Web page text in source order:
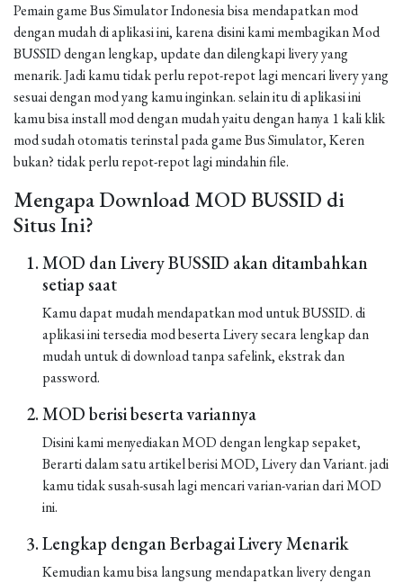
Pemain game Bus Simulator Indonesia bisa mendapatkan mod
dengan mudah di aplikasi ini, karena disini kami membagikan Mod
BUSSID dengan lengkap, update dan dilengkapi livery yang
menarik. Jadi kamu tidak perlu repot-repot lagi mencari livery yang
sesuai dengan mod yang kamu inginkan. selain itu di aplikasi ini
kamu bisa install mod dengan mudah yaitu dengan hanya 1 kali klik
mod sudah otomatis terinstal pada game Bus Simulator, Keren
bukan? tidak perlu repot-repot lagi mindahin file.
Mengapa Download MOD BUSSID di
Situs Ini?
MOD dan Livery BUSSID akan ditambahkan
setiap saat
Kamu dapat mudah mendapatkan mod untuk BUSSID. di
aplikasi ini tersedia mod beserta Livery secara lengkap dan
mudah untuk di download tanpa safelink, ekstrak dan
password.
MOD berisi beserta variannya
Disini kami menyediakan MOD dengan lengkap sepaket,
Berarti dalam satu artikel berisi MOD, Livery dan Variant. jadi
kamu tidak susah-susah lagi mencari varian-varian dari MOD
ini.
Lengkap dengan Berbagai Livery Menarik
Kemudian kamu bisa langsung mendapatkan livery dengan